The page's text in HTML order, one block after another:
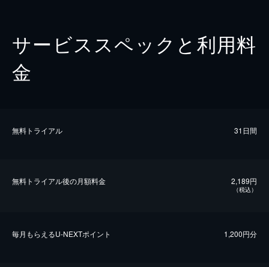
サービススペックと利用料
金
無料トライアル 31日間
無料トライアル後の⽉額料金 2,189円
（税込）
毎⽉もらえるU-NEXTポイント 1,200円分